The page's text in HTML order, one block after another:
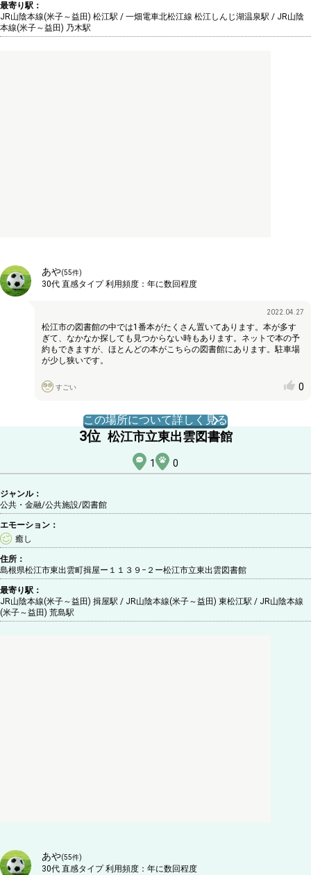
最寄り駅：
JR山陰本線(米子～益田) 松江駅 / 一畑電車北松江線 松江しんじ湖温泉駅 / JR山陰
本線(米子～益田) 乃木駅
あや(55件)
30代 直感タイプ利用頻度： 年に数回程度
2022.04.27
松江市の図書館の中では1番本がたくさん置いてあります。本が多す
ぎて、なかなか探しても見つからない時もあります。ネットで本の予
約もできますが、ほとんどの本がこちらの図書館にあります。駐車場
が少し狭いです。
すごい 0
この場所について詳しく見る
3位 松江市立東出雲図書館
1 0
ジャンル：
公共・金融/公共施設/図書館
エモーション：
癒し
住所：
島根県松江市東出雲町揖屋ー１１３９−２ー松江市立東出雲図書館
最寄り駅：
JR山陰本線(米子～益田) 揖屋駅 / JR山陰本線(米子～益田) 東松江駅 / JR山陰本線
(米子～益田) 荒島駅
あや(55件)
30代 直感タイプ利用頻度： 年に数回程度